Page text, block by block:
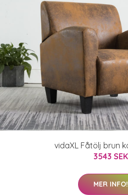
vidaXL Fåtölj brun
3543 SEK
MER INFO!